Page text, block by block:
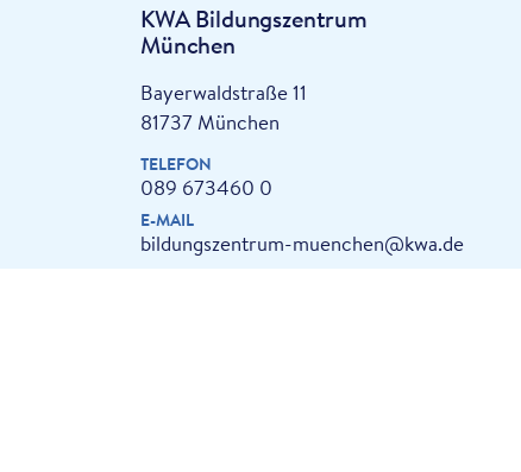
KWA Bildungszentrum
München
Bayerwaldstraße 11
81737 München
TELEFON
089 673460 0
E-MAIL
bildungszentrum-muenchen@kwa.de